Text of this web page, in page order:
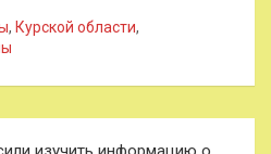
, Курской области,